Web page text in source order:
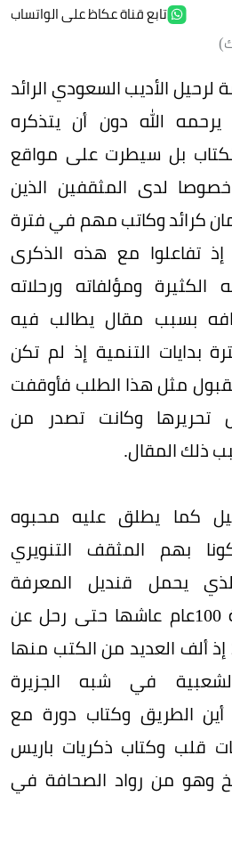
تابع قناة عكاظ على الواتساب
لرحيل الأديب السعودي الرائد
يرحمه الله دون أن يتذكره
بل سيطرت على مواقع
خصوصا لدى المثقفين الذين
كرائد وكاتب مهم في فترة
تفاعلوا مع هذه الذكرى
ومؤلفاته ورحلاته
بسبب مقال يطالب فيه
بدايات التنمية إذ لم تكن
مثل هذا الطلب فأوقفت
تحريرها وكانت تصدر من
ذلك المقال.
كما يطلق عليه محبوه
بهم المثقف التنويري
يحمل قنديل المعرفة
ومشاعل الوعي طيلة 100عام عاشها حتى رحل عن
عالمنا في العام 2011 إذ ألف العديد من الكتب منها
في شبه الجزيرة
أين الطريق وكتاب دورة مع
قلب وكتاب ذكريات باريس
وهو من رواد الصحافة في